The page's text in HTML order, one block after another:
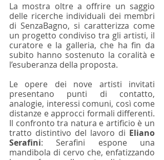
La mostra oltre a offrire un saggio
delle ricerche individuali dei membri
di SenzaBagno, si caratterizza come
un progetto condiviso tra gli artisti, il
curatore e la galleria, che ha fin da
subito hanno sostenuto la coralità e
l’esuberanza della proposta.
Le opere dei nove artisti invitati
presentano punti di contatto,
analogie, interessi comuni, così come
distanze e approcci formali differenti.
Il confronto tra natura e artificio è un
tratto distintivo del lavoro di Eliano
Serafini: Serafini espone una
mandibola di cervo che, enfatizzando